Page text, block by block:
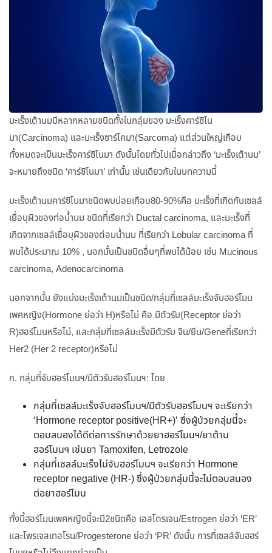
มะเร็งเต้านมมีหลากหลายชนิดทั้งในกลุ่มของ มะเร็งคาร์ซิโน
มา(Carcinoma) และมะเร็งซาร์โคมา(Sarcoma) แต่ส่วนใหญ่เกือบ
ทั้งหมดจะเป็นมะเร็งคาร์ซิโนมา ดังนั้นโดยทั่วไปเมื่อกล่าวถึง ‘มะเร็งเต้านม’
จะหมายถึงชนิด ‘คาร์ซิโนมา’ เท่านั้น เช่นเดียวกับในบทความนี้
มะเร็งเต้านมคาร์ซิโนมาชนิดพบบ่อยเกือบ80-90%คือ มะเร็งที่เกิดกับเซลล์
เยื่อบุผิวของท่อน้ำนม ชนิดที่เรียกว่า Ductal carcinoma, และมะเร็งที่
เกิดจากเซลล์เยื่อบุผิวของต่อมน้ำนม ที่เรียกว่า Lobular carcinoma ที่
พบได้ประมาณ 10% , นอกนั้นเป็นชนิดอื่นๆที่พบได้น้อย เช่น Mucinous
carcinoma, Adenocarcinoma
นอกจากนั้น ยังแบ่งมะเร็งเต้านมเป็นชนิด/กลุ่มที่เซลล์มะเร็งจับฮอร์โมน
เพศหญิง(Hormone ย่อว่า H)หรือไม่ คือ มีตัวรับ(Receptor ย่อว่า
R)ฮอร์โมนหรือไม่, และกลุ่มที่เซลล์มะเร็งมีตัวรับ จีน/ยีน/Geneที่เรียกว่า
Her2 (Her 2 receptor)หรือไม่
ก. กลุ่มที่จับฮอร์โมนฯ/มีตัวรับฮอร์โมนฯ: โดย
กลุ่มที่เซลล์มะเร็งจับฮอร์โมนฯ/มีตัวรับฮอร์โมนฯ จะเรียกว่า
‘Hormone receptor positive(HR+)’ ซึ่งผู้ป่วยกลุ่มนี้จะ
ตอบสนองได้ดีต่อการรักษาด้วยยาฮอร์โมนฯ/ยาต้าน
ฮอร์โมนฯ เช่นยา Tamoxifen, Letrozole
กลุ่มที่เซลล์มะเร็งไม่จับฮอร์โมนฯ จะเรียกว่า Hormone
receptor negative (HR-) ซึ่งผู้ป่วยกลุ่มนี้จะไม่ตอบสนอง
ต่อยาฮอร์โมน
ทั้งนี้ฮอร์โมนเพศหญิงนี้จะมี2ชนิดคือ เอสโตรเจน/Estrogen ย่อว่า ‘ER’
และโพรเจสเทอโรน/Progesterone ย่อว่า ‘PR’ ดังนั้น การที่เซลล์จับฮฮร์